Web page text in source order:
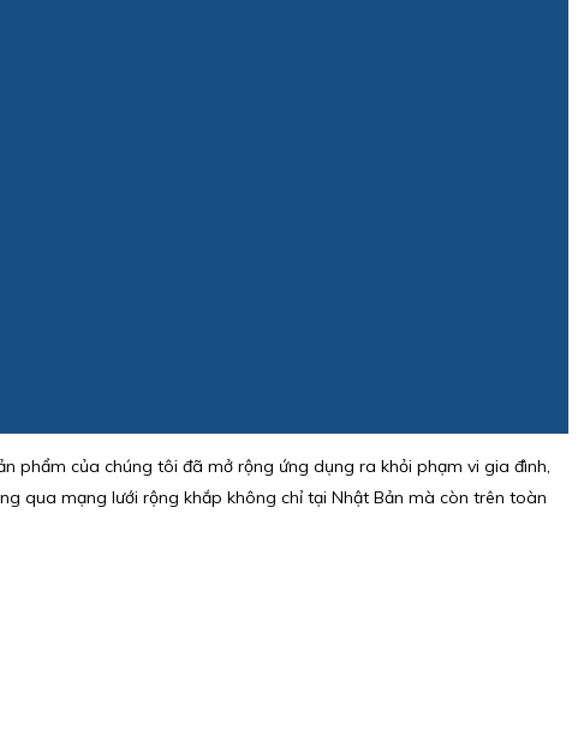
phẩm của chúng tôi đã mở rộng ứng dụng ra khỏi phạm vi gia đình,
qua mạng lưới rộng khắp không chỉ tại Nhật Bản mà còn trên toàn